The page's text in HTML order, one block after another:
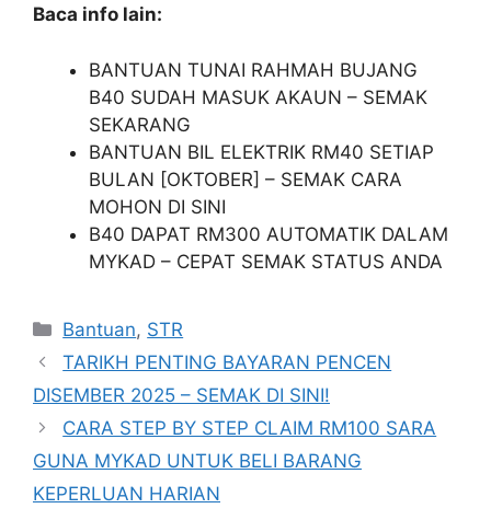
Baca info lain:
BANTUAN TUNAI RAHMAH BUJANG
B40 SUDAH MASUK AKAUN – SEMAK
SEKARANG
BANTUAN BIL ELEKTRIK RM40 SETIAP
BULAN [OKTOBER] – SEMAK CARA
MOHON DI SINI
B40 DAPAT RM300 AUTOMATIK DALAM
MYKAD – CEPAT SEMAK STATUS ANDA
Categories
Bantuan, STR
TARIKH PENTING BAYARAN PENCEN
DISEMBER 2025 – SEMAK DI SINI!
CARA STEP BY STEP CLAIM RM100 SARA
GUNA MYKAD UNTUK BELI BARANG
KEPERLUAN HARIAN